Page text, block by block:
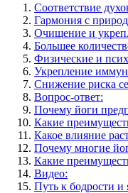
Соответствие
Гармония с
Очищение и
Большее
Физические и
Укрепление
Снижение риска
Вопрос-ответ:
Почему йоги
Какие
Какое влияние
Почему многие
Какие
Видео:
Путь к бодрости и